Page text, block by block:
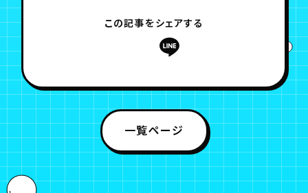
この記事をシェアする
一覧ページ